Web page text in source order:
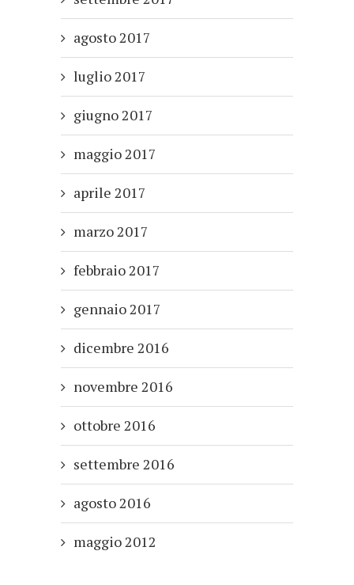
agosto 2017
luglio 2017
giugno 2017
maggio 2017
aprile 2017
marzo 2017
febbraio 2017
gennaio 2017
dicembre 2016
novembre 2016
ottobre 2016
settembre 2016
agosto 2016
maggio 2012